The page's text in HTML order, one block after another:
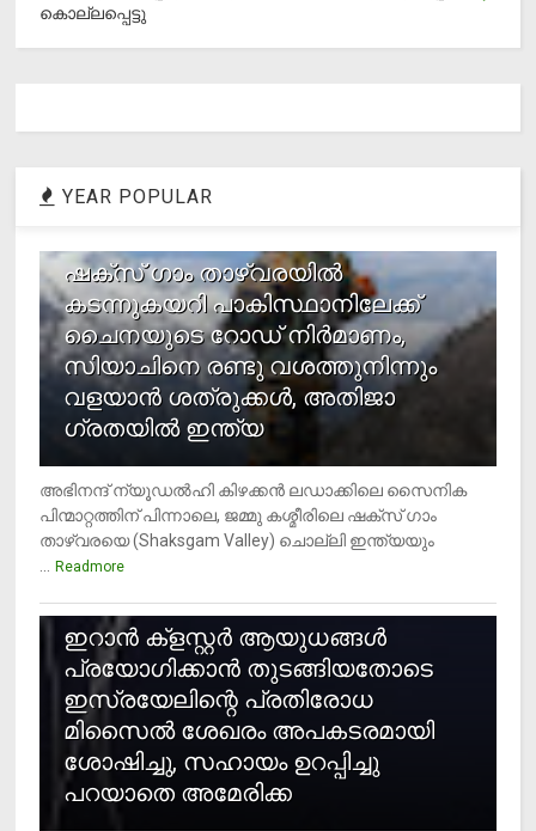
കൊല്ലപ്പെട്ടു
YEAR POPULAR
ഷക്സ് ​ഗാം താഴ്‌വരയിൽ
കടന്നുകയറി പാകിസ്ഥാനിലേക്ക്
ചൈനയുടെ റോഡ് നിർമാണം,
സിയാചിനെ രണ്ടു വശത്തുനിന്നും
വളയാൻ ശത്രുക്കൾ, അതിജാ​
ഗ്രതയിൽ ഇന്ത്യ
അഭിനന്ദ് ന്യൂഡൽഹി കിഴക്കൻ ലഡാക്കിലെ സൈനിക
പിന്മാറ്റത്തിന് പിന്നാലെ, ജമ്മു കശ്മീരിലെ ഷക്സ് ​ഗാം
താഴ്‌വരയെ (Shaksgam Valley) ചൊല്ലി ഇന്ത്യയും
... Readmore
ഇറാന്‍ ക്‌ളസ്റ്റര്‍ ആയുധങ്ങള്‍
പ്രയോഗിക്കാന്‍ തുടങ്ങിയതോടെ
ഇസ്രയേലിന്റെ പ്രതിരോധ
മിസൈല്‍ ശേഖരം അപകടരമായി
ശോഷിച്ചു, സഹായം ഉറപ്പിച്ചു
പറയാതെ അമേരിക്ക